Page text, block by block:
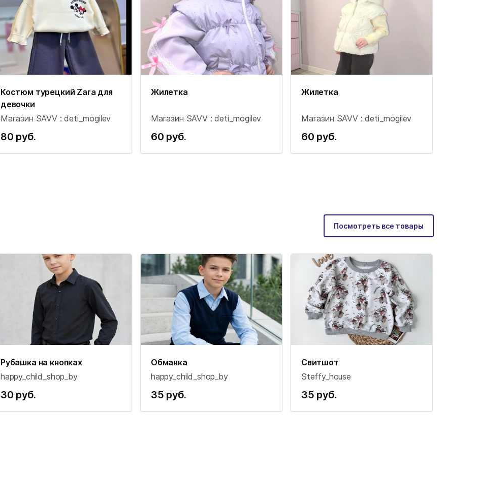
Костюм турецкий Zara для
девочки
Магазин SAVV : deti_mogilev
80 руб.
Жилетка
Магазин SAVV : deti_mogilev
60 руб.
Жилетка
Магазин SAVV : deti_mogilev
60 руб.
Посмотреть все товары
Рубашка на кнопках
happy_child_shop_by
30 руб.
Обманка
happy_child_shop_by
35 руб.
Свитшот
Steffy_house
35 руб.